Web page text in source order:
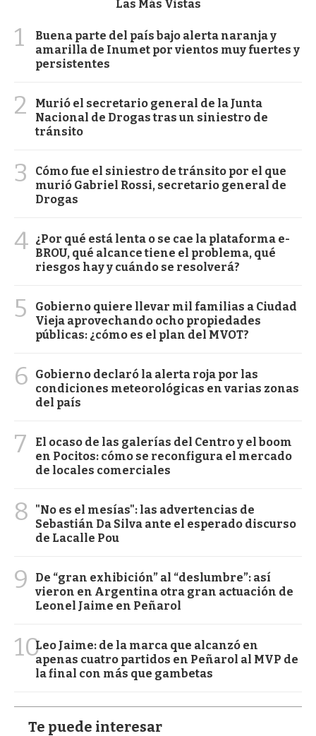
Las Más Vistas
1
Buena parte del país bajo alerta naranja y
amarilla de Inumet por vientos muy fuertes y
persistentes
2
Murió el secretario general de la Junta
Nacional de Drogas tras un siniestro de
tránsito
3
Cómo fue el siniestro de tránsito por el que
murió Gabriel Rossi, secretario general de
Drogas
4 ¿Por qué está lenta o se cae la plataforma e-
BROU, qué alcance tiene el problema, qué
riesgos hay y cuándo se resolverá?
5
Gobierno quiere llevar mil familias a Ciudad
Vieja aprovechando ocho propiedades
públicas: ¿cómo es el plan del MVOT?
6
Gobierno declaró la alerta roja por las
condiciones meteorológicas en varias zonas
del país
7
El ocaso de las galerías del Centro y el boom
en Pocitos: cómo se reconfigura el mercado
de locales comerciales
8
"No es el mesías": las advertencias de
Sebastián Da Silva ante el esperado discurso
de Lacalle Pou
9
De “gran exhibición” al “deslumbre”: así
vieron en Argentina otra gran actuación de
Leonel Jaime en Peñarol
10Leo Jaime: de la marca que alcanzó en
apenas cuatro partidos en Peñarol al MVP de
la final con más que gambetas
Te puede interesar